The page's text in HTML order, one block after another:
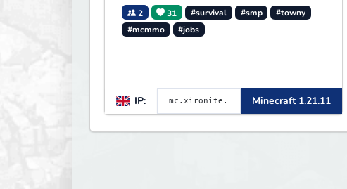
2 31 #survival #smp
#towny
#mcmmo
#jobs
IP: Minecraft 1.21.11